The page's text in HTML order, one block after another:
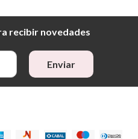
recibir novedades
Enviar